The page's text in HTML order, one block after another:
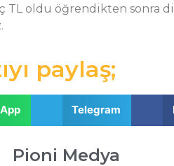
TL oldu öğrendikten sonra
paylaş;
Telegram
Pioni Medya